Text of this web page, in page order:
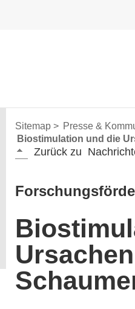
Sitemap > Presse &
Biostimulation und die
Zurück zu